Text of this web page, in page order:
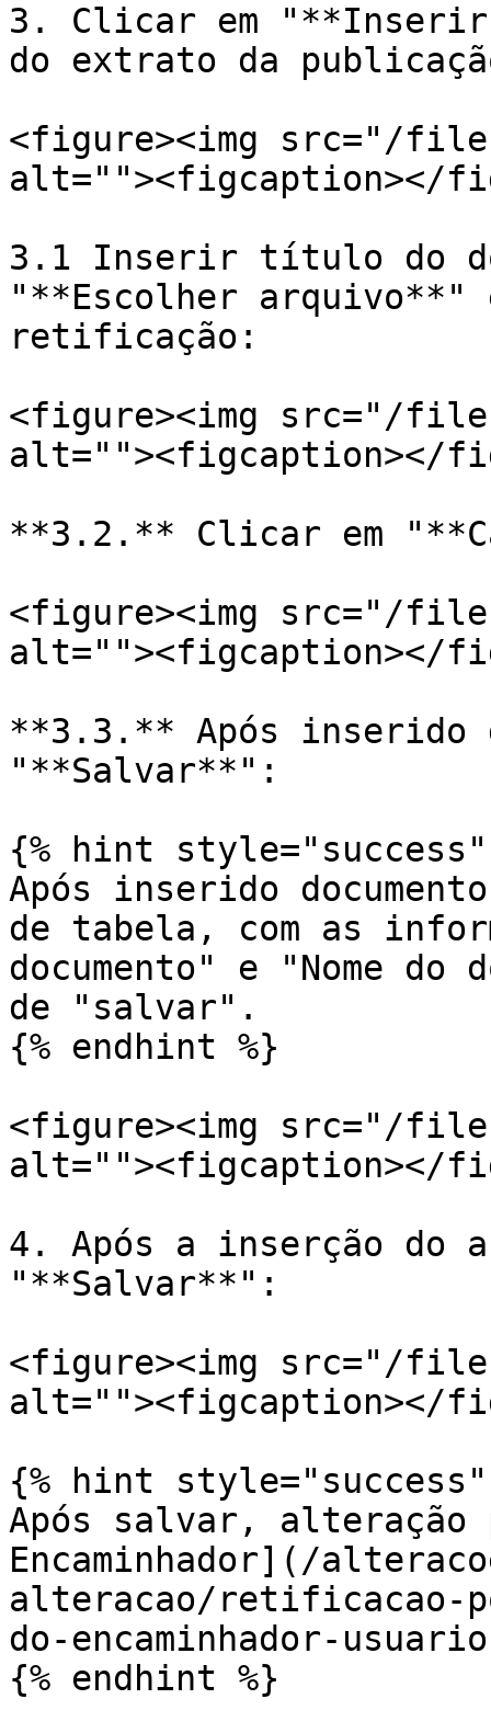
3. Clicar em "**Inserir
do extrato da
<figure><img src="/files/
alt=""><figcaption></
3.1 Inserir título do
"**Escolher arquivo**"
retificação:
<figure><img src="/files/
alt=""><figcaption></
**3.2.** Clicar em
<figure><img src="/files/
alt=""><figcaption></
**3.3.** Após inserido
"**Salvar**":
{% hint style="success"
Após inserido
de tabela, com as
documento" e "Nome do
de "salvar".
{% endhint %}
<figure><img src="/files/
alt=""><figcaption></
4. Após a inserção do
"**Salvar**":
<figure><img src="/
alt=""><figcaption></
{% hint style="success"
Após salvar, alteração
Encaminhador](/
alteracao/retificacao-
do-encaminhador-